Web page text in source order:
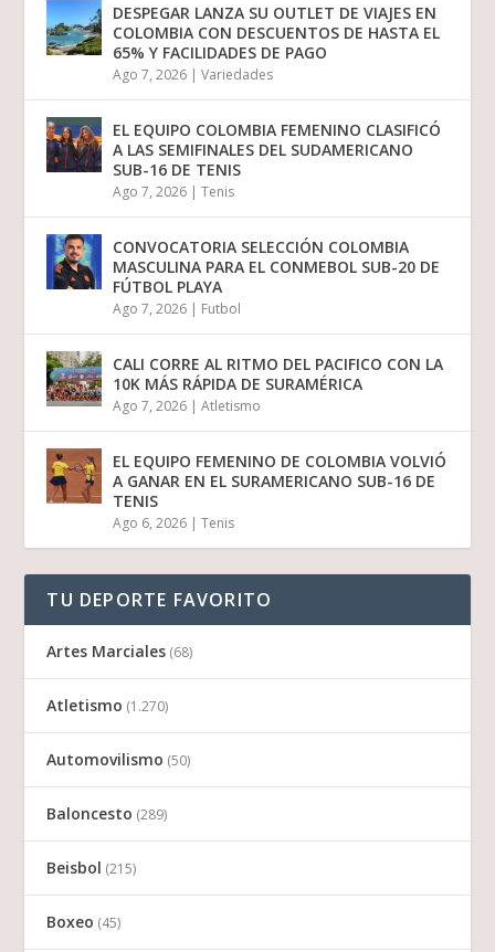
DESPEGAR LANZA SU OUTLET DE VIAJES EN
COLOMBIA CON DESCUENTOS DE HASTA EL
65% Y FACILIDADES DE PAGO
Ago 7, 2026 |Variedades
EL EQUIPO COLOMBIA FEMENINO CLASIFICÓ
A LAS SEMIFINALES DEL SUDAMERICANO
SUB-16 DE TENIS
Ago 7, 2026 |Tenis
CONVOCATORIA SELECCIÓN COLOMBIA
MASCULINA PARA EL CONMEBOL SUB-20 DE
FÚTBOL PLAYA
Ago 7, 2026 | Futbol
CALI CORRE AL RITMO DEL PACIFICO CON LA
10K MÁS RÁPIDA DE SURAMÉRICA
Ago 7, 2026 |Atletismo
EL EQUIPO FEMENINO DE COLOMBIA VOLVIÓ
A GANAR EN EL SURAMERICANO SUB-16 DE
TENIS
Ago 6, 2026 |Tenis
TU DEPORTE FAVORITO
Artes Marciales (68)
Atletismo (1.270)
Automovilismo (50)
Baloncesto (289)
Beisbol (215)
Boxeo (45)